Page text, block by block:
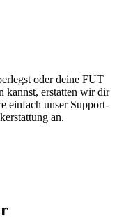
oder deine FUT
kannst, erstatten wir dir
einfach unser Support-
an.